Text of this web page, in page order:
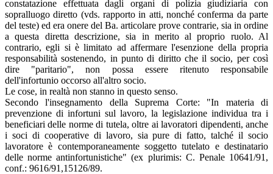
constatazione effettuata dagli organi di polizia giudiziaria con
sopralluogo diretto (vds. rapporto in atti, nonché conferma da parte
del teste) ed era onere del Ba. articolare prove contrarie, sia in ordine
a questa diretta descrizione, sia in merito al proprio ruolo. Al
contrario, egli si è limitato ad affermare l'esenzione della propria
responsabilità sostenendo, in punto di diritto che il socio, per così
dire "paritario", non possa essere ritenuto responsabile
dell'infortunio occorso all'altro socio.
Le cose, in realtà non stanno in questo senso.
Secondo l'insegnamento della Suprema Corte: "In materia di
prevenzione di infortuni sul lavoro, la legislazione individua tra i
beneficiari delle norme di tutela, oltre ai lavoratori dipendenti, anche
i soci di cooperative di lavoro, sia pure di fatto, talché il socio
lavoratore è contemporaneamente soggetto tutelato e destinatario
delle norme antinfortunistiche" (ex plurimis: C. Penale 10641/91,
conf.: 9616/91,15126/89.